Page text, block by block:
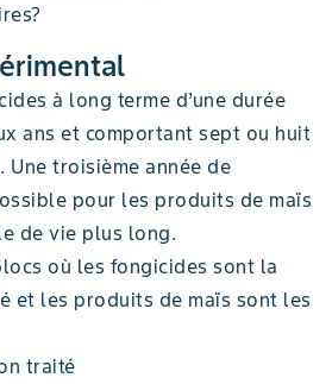
à long terme d’une durée
ans et comportant sept ou huit
Une troisième année de
pour les produits de maïs
de vie plus long.
où les fongicides sont la
et les produits de maïs sont les
traité